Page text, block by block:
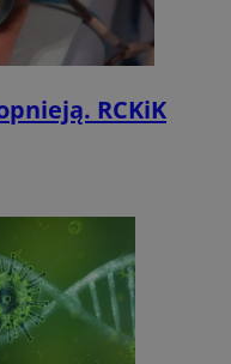
RCKiK